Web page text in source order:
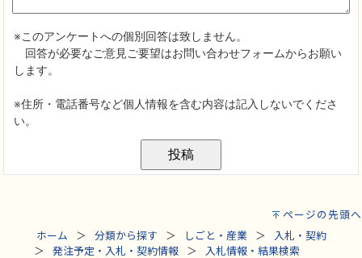
ページの先頭へ
ホーム
分類から探す しごと・産業
入札・契約
発注予定・入札・契約情報
入札情報・結果検索